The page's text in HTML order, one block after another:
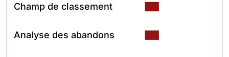
Champ de classement
Analyse des abandons